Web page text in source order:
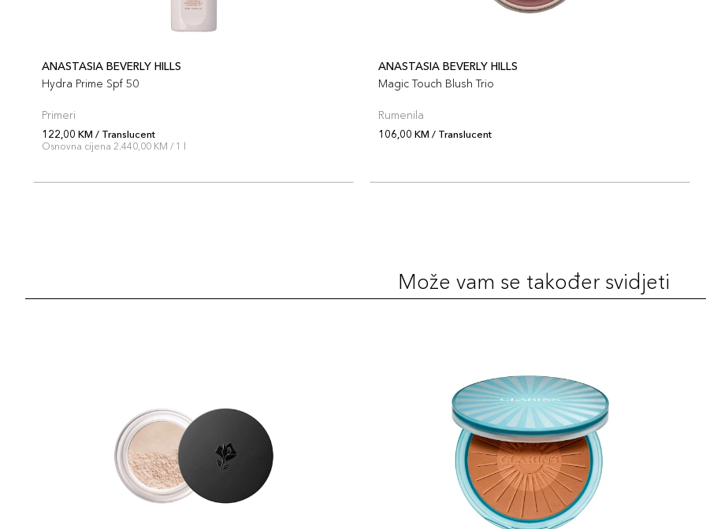
ANASTASIA BEVERLY HILLS
Hydra Prime Spf 50
Primeri
122,00 KM / Translucent
Osnovna cijena 2.440,00 KM / 1 l
ANASTASIA BEVERLY HILLS
Magic Touch Blush Trio
Rumenila
106,00 KM / Translucent
Može vam se također svidjeti